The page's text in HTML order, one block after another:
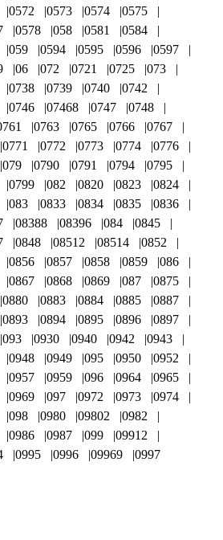
0572 0573 0574
0575
0578 058 0581
0584
059 0594 0595 0596
0597
06 072 0721 0725
073
0738 0739 0740
0742
0746 07468 0747
0748
0763 0765 0766
0767
0771 0772 0773 0774
0776
079 0790 0791 0794
0795
0799 082 0820 0823
0824
083 0833 0834 0835
0836
08388 08396 084
0845
0848 08512 08514
0852
0856 0857 0858 0859
086
0867 0868 0869 087
0875
0880 0883 0884 0885
0887
0893 0894 0895 0896
0897
093 0930 0940 0942
0943
0948 0949 095 0950
0952
0957 0959 096 0964
0965
0969 097 0972 0973
0974
098 0980 09802
0982
0986 0987 099
09912
0995 0996 09969 0997